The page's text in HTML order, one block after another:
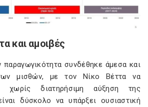
και αμοιβές
παραγωγικότητα συνδέθηκε άμεσα και
μισθών, με τον Νίκο Βέττα να
χωρίς διατηρήσιμη αύξηση της
δύσκολο να υπάρξει ουσιαστική